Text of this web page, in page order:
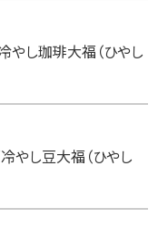
やし珈琲大福（ひやし
やし豆大福（ひやし